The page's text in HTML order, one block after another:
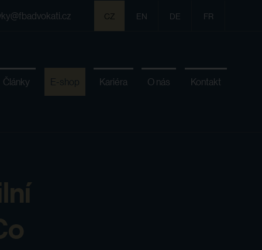
CZ EN DE FR
Články E-shop Kariéra O nás Kontakt